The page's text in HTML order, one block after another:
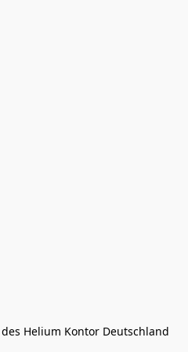
Helium Kontor Deutschland